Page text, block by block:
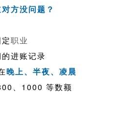
方没问题？
定职业
进账记录
晚上、半夜、凌晨
、1000 等数额